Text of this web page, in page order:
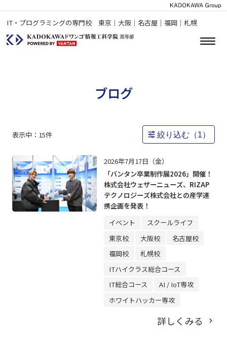
IT・プログラミングの専門校 東京｜大阪｜名古屋｜福岡｜札幌
ブログ
表示中： 15件 絞り込む（1）
2026年7月17日（金）
「バンタン卒業制作展2026」開催！
株式会社ウェザーニューズ、RIZAP
テクノロジーズ株式会社との産学連
携企画を発表！
イベント
スクールライフ
東京校
大阪校
名古屋校
福岡校
札幌校
ITハイクラス総合コース
IT総合コース
AI / IoT専攻
ホワイトハッカー専攻
詳しくみる